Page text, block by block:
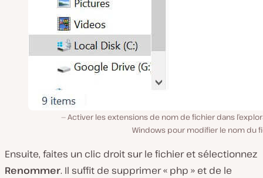
Activer les extensions de nom de fichier dans
Windows pour modifier le nom du
Ensuite, faites un clic droit sur le fichier et sélectionnez
Renommer. Il suffit de supprimer « php » et de le